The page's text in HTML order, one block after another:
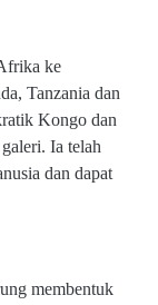
ke
Tanzania dan
Kongo dan
Ia telah
dan dapat
membentuk